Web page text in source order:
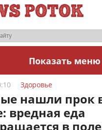
Показать меню
Здоровье
нашли прок
вредная еда
в